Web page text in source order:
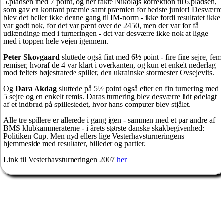
5.pladsen med 7 point, og her rakte Nikolajs korrektion til 6.pladsen,
som gav en kontant præmie samt præmien for bedste junior!
blev det heller ikke denne gang til IM-norm - ikke fordi resultatet ikke
var godt nok, for det var pænt over de 2450, men der var for få
udlændinge med i turneringen - det var desværre ikke nok at ligge
med i toppen hele vejen igennem.
Peter Skovgaard sluttede også fint med 6½ point - fire fine sejre, fem
remiser, hvoraf de 4 var klart i overkanten, og kun et enkelt nederlag
mod feltets højestratede spiller, den ukrainske stormester Ovsejevits.
Og Dara Akdag sluttede på 5½ point også efter en fin turnering med
5 sejre og en enkelt remis. Daras turnering blev desværre lidt ødelagt
af et indbrud på spillestedet, hvor hans computer blev stjålet.
Alle tre spillere er allerede i gang igen - sammen med et par andre af
BMS klubkammeraterne - i årets største danske skakbegivenhed:
Politiken Cup. Men nyd ellers lige Vesterhavsturneringens
hjemmeside med resultater, billeder og partier.
Link til Vesterhavsturneringen 2007 her